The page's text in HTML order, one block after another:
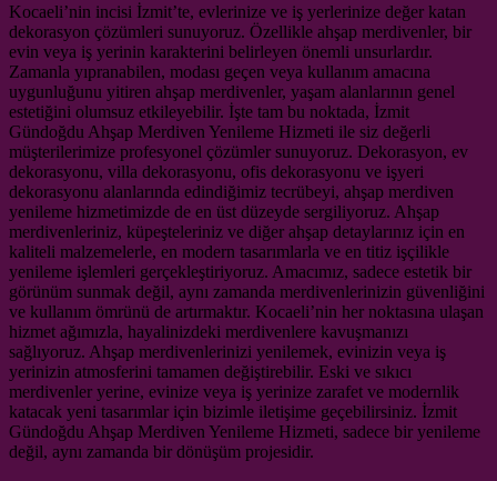
Kocaeli’nin incisi İzmit’te, evlerinize ve iş yerlerinize değer katan
dekorasyon çözümleri sunuyoruz. Özellikle ahşap merdivenler, bir
evin veya iş yerinin karakterini belirleyen önemli unsurlardır.
Zamanla yıpranabilen, modası geçen veya kullanım amacına
uygunluğunu yitiren ahşap merdivenler, yaşam alanlarının genel
estetiğini olumsuz etkileyebilir. İşte tam bu noktada, İzmit
Gündoğdu Ahşap Merdiven Yenileme Hizmeti ile siz değerli
müşterilerimize profesyonel çözümler sunuyoruz. Dekorasyon, ev
dekorasyonu, villa dekorasyonu, ofis dekorasyonu ve işyeri
dekorasyonu alanlarında edindiğimiz tecrübeyi, ahşap merdiven
yenileme hizmetimizde de en üst düzeyde sergiliyoruz. Ahşap
merdivenleriniz, küpeşteleriniz ve diğer ahşap detaylarınız için en
kaliteli malzemelerle, en modern tasarımlarla ve en titiz işçilikle
yenileme işlemleri gerçekleştiriyoruz. Amacımız, sadece estetik bir
görünüm sunmak değil, aynı zamanda merdivenlerinizin güvenliğini
ve kullanım ömrünü de artırmaktır. Kocaeli’nin her noktasına ulaşan
hizmet ağımızla, hayalinizdeki merdivenlere kavuşmanızı
sağlıyoruz. Ahşap merdivenlerinizi yenilemek, evinizin veya iş
yerinizin atmosferini tamamen değiştirebilir. Eski ve sıkıcı
merdivenler yerine, evinize veya iş yerinize zarafet ve modernlik
katacak yeni tasarımlar için bizimle iletişime geçebilirsiniz. İzmit
Gündoğdu Ahşap Merdiven Yenileme Hizmeti, sadece bir yenileme
değil, aynı zamanda bir dönüşüm projesidir.